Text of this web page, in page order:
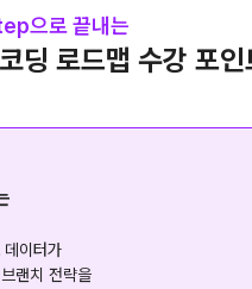
으로 끝내는
로드맵 수강 포인
이터가
랜치 전략을